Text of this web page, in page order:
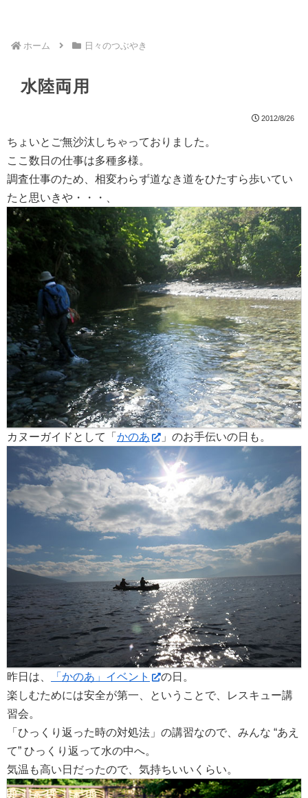
ホーム 日々のつぶやき
水陸両用
2012/8/26
ちょいとご無沙汰しちゃっておりました。
ここ数日の仕事は多種多様。
調査仕事のため、相変わらず道なき道をひたすら歩いてい
たと思いきや・・・、
カヌーガイドとして「 かのあ 」のお手伝いの日も。
昨日は、 「かのあ」イベント
の日。
楽しむためには安全が第一、ということで、レスキュー講
習会。
「ひっくり返った時の対処法」の講習なので、みんな “あえ
て” ひっくり返って水の中へ。
気温も高い日だったので、気持ちいいくらい。